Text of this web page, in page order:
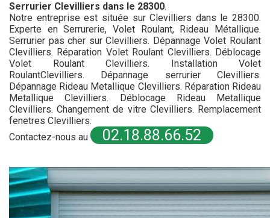
Serrurier Clevilliers dans le 28300.
Notre entreprise est située sur Clevilliers dans le 28300.
Experte en Serrurerie, Volet Roulant, Rideau Métallique.
Serrurier pas cher sur Clevilliers. Dépannage Volet Roulant
Clevilliers. Réparation Volet Roulant Clevilliers. Déblocage
Volet Roulant Clevilliers. Installation Volet
RoulantClevilliers. Dépannage serrurier Clevilliers.
Dépannage Rideau Metallique Clevilliers. Réparation Rideau
Metallique Clevilliers. Déblocage Rideau Metallique
Clevilliers. Changement de vitre Clevilliers. Remplacement
fenetres Clevilliers.
Contactez-nous au
02.18.88.66.52